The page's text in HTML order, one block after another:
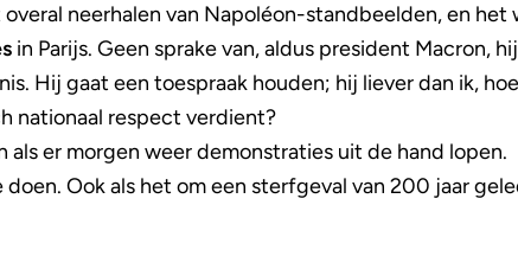
neerhalen van Napoléon-standbeelden, en het
in Parijs. Geen sprake van, aldus president Macron,
Hij gaat een toespraak houden; hij liever dan ik,
nationaal respect verdient?
als er morgen weer demonstraties uit de hand lopen.
Ook als het om een sterfgeval van 200 jaar